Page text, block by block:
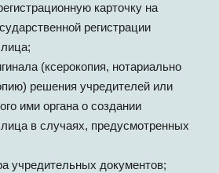
карточку на
регистрации
(ксерокопия, нотариально
решения учредителей или
ими органа о создании
в случаях, предусмотренных
учредительных документов;